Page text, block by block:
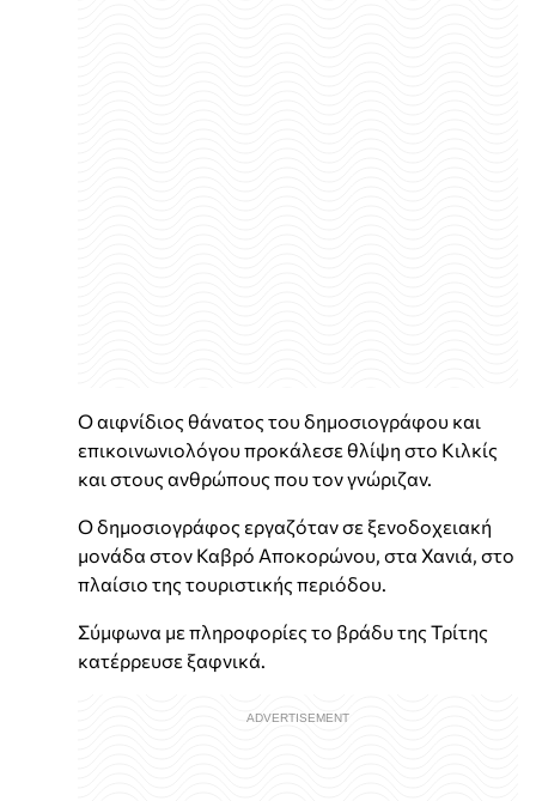
Ο αιφνίδιος θάνατος του δημοσιογράφου και
επικοινωνιολόγου προκάλεσε θλίψη στο Κιλκίς
και στους ανθρώπους που τον γνώριζαν.
Ο δημοσιογράφος εργαζόταν σε ξενοδοχειακή
μονάδα στον Καβρό Αποκορώνου, στα Χανιά, στο
πλαίσιο της τουριστικής περιόδου.
Σύμφωνα με πληροφορίες το βράδυ της Τρίτης
κατέρρευσε ξαφνικά.